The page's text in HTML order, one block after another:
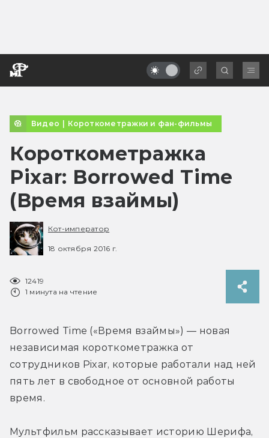
Видео | Короткометражки и фан-фильмы
Короткометражка
Pixar: Borrowed Time
(Время взаймы)
Кот-император
18 октября 2016 г.
12419
1 минута на чтение
Borrowed Time («Время взаймы») — новая
независимая короткометражка от
сотрудников Pixar, которые работали над ней
пять лет в свободное от основной работы
время.
Мультфильм рассказывает историю Шерифа,